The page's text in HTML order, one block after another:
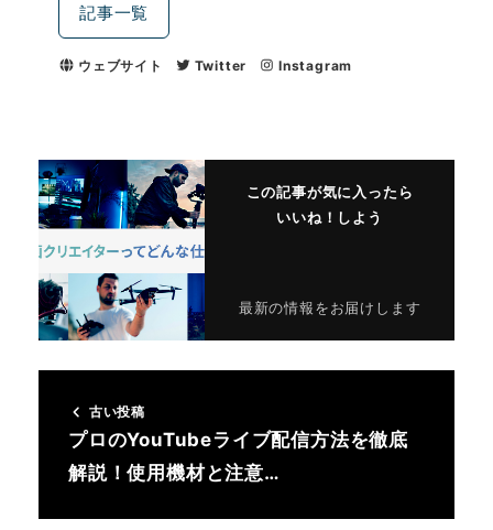
記事一覧
ウェブサイト Twitter Instagram
この記事が気に入ったら
いいね！しよう
最新の情報をお届けします
古い投稿
プロのYouTubeライブ配信方法を徹底
解説！使用機材と注意…